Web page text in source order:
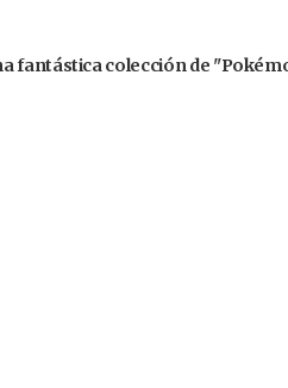
fantástica colección de